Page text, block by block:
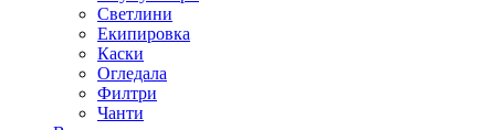
Светлини
Екипировка
Каски
Огледала
Филтри
Чанти